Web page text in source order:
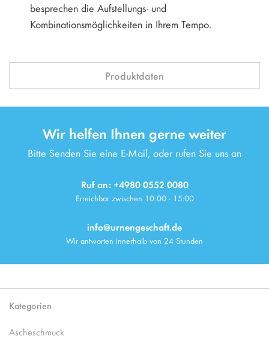
besprechen die Aufstellungs- und
Kombinationsmöglichkeiten in Ihrem Tempo.
Produktdaten
Wir helfen Ihnen gerne weiter
Bitte Senden Sie eine E-Mail, oder rufen Sie uns an
Ruf an: +4980 0552 0080
Erreichbar zwischen 10:00 - 15:00
info@urnengeschaft.de
Wir antworten innerhalb von 24 Stunden
Kategorien
Ascheschmuck